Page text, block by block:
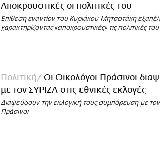
Αποκρουστικές οι πολιτικές του
Επίθεση εναντίον του Κυριάκου Μητσοτάκη
χαρακτηρίζοντας «αποκρουστικές» τις πολιτικές του
Πολιτική
Οι Οικολόγοι Πράσινοι
με τον ΣΥΡΙΖΑ στις εθνικές εκλογές
Διαψεύδουν την εκλογική τους συμπόρευση με τον
Πράσινοι